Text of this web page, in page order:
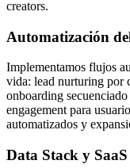
creators.
Automatización
Implementamos flujos
vida: lead nurturing por
onboarding
engagement para
automatizados y
Data Stack y